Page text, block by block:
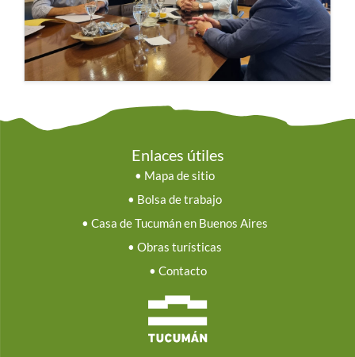
Enlaces útiles
• Mapa de sitio
• Bolsa de trabajo
• Casa de Tucumán en Buenos Aires
• Obras turísticas
• Contacto